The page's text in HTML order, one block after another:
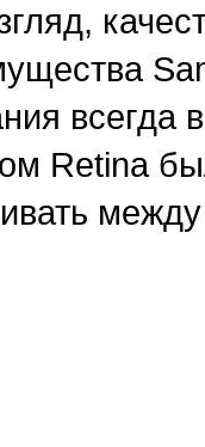
всегда
Retina